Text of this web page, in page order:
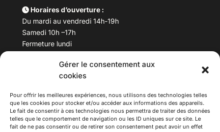
Gérer le consentement aux
cookies
Pour offrir les meilleures expériences, nous utilisons des technologies telles
que les cookies pour stocker et/ou accéder aux informations des appareils.
Le fait de consentir à ces technologies nous permettra de traiter des données
telles que le comportement de navigation ou les ID uniques sur ce site. Le
fait de ne pas consentir ou de retirer son consentement peut avoir un effet
Horaires d’ouverture :
Du mardi au vendredi 14h-19h
Samedi 10h –17h
Fermeture lundi
Téléphone : 04 78 53 06 40
maisondesculturesasiatiques@asiexpo.com